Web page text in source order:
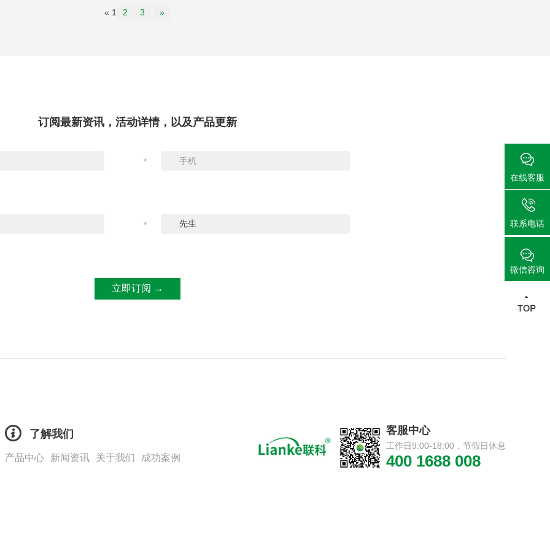
« 1 2 3 »
订阅最新资讯，活动详情，以及产品更新
*
*
了解我们
产品中心 新闻资讯 关于我们 成功案例
客服中心
工作日9:00-18:00，节假日休息
400 1688 008
在线客服
联系电话
微信咨询